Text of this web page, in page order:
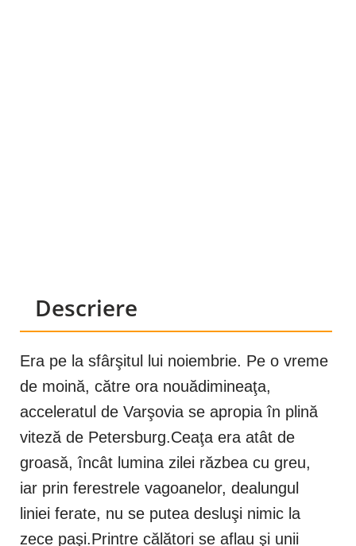
Descriere
Era pe la sfârşitul lui noiembrie. Pe o vreme
de moină, către ora nouădimineaţa,
acceleratul de Varşovia se apropia în plină
viteză de Petersburg.Ceaţa era atât de
groasă, încât lumina zilei răzbea cu greu,
iar prin ferestrele vagoanelor, dealungul
liniei ferate, nu se putea desluşi nimic la
zece paşi.Printre călători se aflau şi unii